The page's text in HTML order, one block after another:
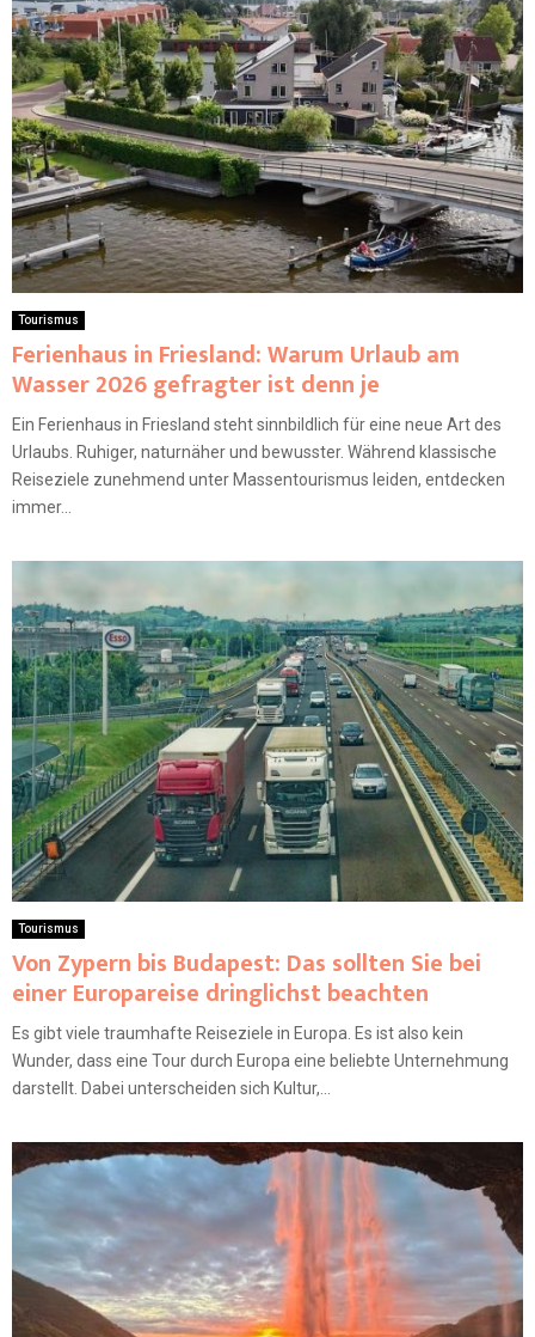
Tourismus
Ferienhaus in Friesland: Warum Urlaub am
Wasser 2026 gefragter ist denn je
Ein Ferienhaus in Friesland steht sinnbildlich für eine neue Art des
Urlaubs. Ruhiger, naturnäher und bewusster. Während klassische
Reiseziele zunehmend unter Massentourismus leiden, entdecken
immer...
Tourismus
Von Zypern bis Budapest: Das sollten Sie bei
einer Europareise dringlichst beachten
Es gibt viele traumhafte Reiseziele in Europa. Es ist also kein
Wunder, dass eine Tour durch Europa eine beliebte Unternehmung
darstellt. Dabei unterscheiden sich Kultur,...